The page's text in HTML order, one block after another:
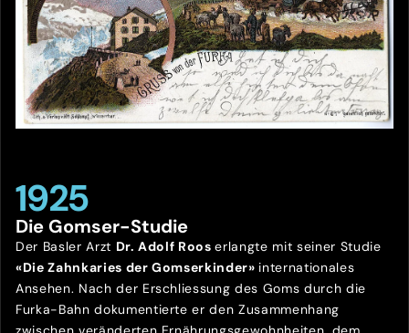
1925
Die Gomser-Studie
Der Basler Arzt Dr. Adolf Rooserlangte mit seiner Studie
«Die Zahnkaries der Gomserkinder» internationales
Ansehen. Nach der Erschliessung des Goms durch die
Furka-Bahn dokumentierte er den Zusammenhang